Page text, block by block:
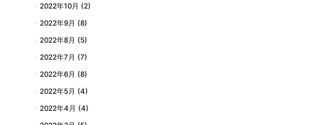
2022年10月 (2)
2022年9月 (8)
2022年8月 (5)
2022年7月 (7)
2022年6月 (8)
2022年5月 (4)
2022年4月 (4)